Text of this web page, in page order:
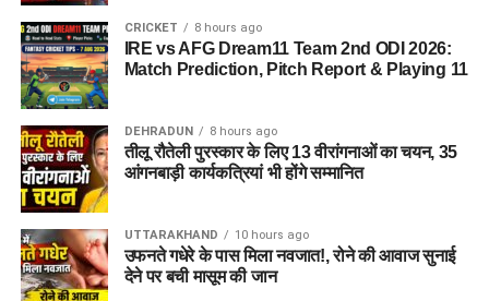
CRICKET 8 hours ago
IRE vs AFG Dream11 Team 2nd ODI 2026:
Match Prediction, Pitch Report & Playing 11
DEHRADUN 8 hours ago
तीलू रौतेली पुरस्कार के लिए 13 वीरांगनाओं का चयन, 35
आंगनबाड़ी कार्यकत्रियां भी होंगे सम्मानित
UTTARAKHAND 10 hours ago
उफनते गधेरे के पास मिला नवजात!, रोने की आवाज सुनाई
देने पर बची मासूम की जान